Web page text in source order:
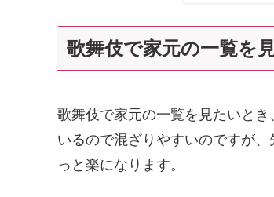
歌舞伎で家元の一覧を
歌舞伎で家元の一覧を見たいと
いるので混ざりやすいのですが
っと楽になります。